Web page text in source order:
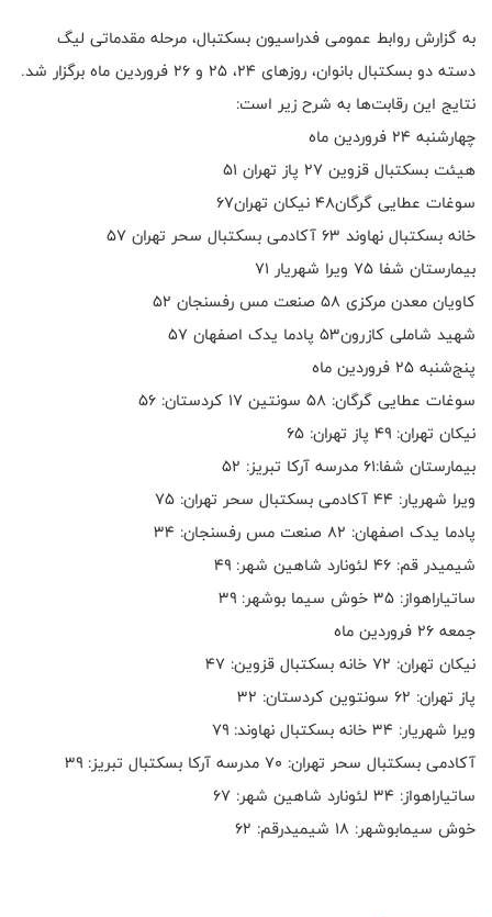
به گزارش روابط عمومی فدراسیون بسکتبال، مرحله مقدماتی لیگ
دسته دو بسکتبال بانوان، روزهای ۲۴، ۲۵ و ۲۶ فروردین ماه برگزار شد.
نتایج این رقابت‌ها به شرح زیر است:
چهارشنبه ۲۴ فروردین ماه
هیئت بسکتبال قزوین ۲۷ پاز تهران ۵۱
سوغات عطایی گرگان۴۸ نیکان تهران۶۷
خانه بسکتبال نهاوند ۶۳ آکادمی بسکتبال سحر تهران ۵۷
بیمارستان شفا ۷۵ ویرا شهریار ۷۱
کاویان معدن مرکزی ۵۸ صنعت مس رفسنجان ۵۲
شهید شاملی کازرون۵۳ پادما یدک اصفهان ۵۷
پنج‌شنبه ۲۵ فروردین ماه
سوغات عطایی گرگان: ۵۸ سونتین ۱۷ کردستان: ۵۶
نیکان تهران: ۴۹ پاز تهران: ۶۵
بیمارستان شفا:۶۱ مدرسه آرکا تبریز: ۵۲
ویرا شهریار: ۴۴ آکادمی بسکتبال سحر تهران: ۷۵
پادما یدک اصفهان: ۸۲ صنعت مس رفسنجان: ۳۴
شیمیدر قم: ۴۶ لئونارد شاهین شهر: ۴۹
ساتیاراهواز: ۳۵ خوش سیما بوشهر: ۳۹
جمعه ۲۶ فروردین ماه
نیکان تهران: ۷۲ خانه بسکتبال قزوین: ۴۷
پاز تهران: ۶۲ سونتوین کردستان: ۳۲
ویرا شهریار: ۳۴ خانه بسکتبال نهاوند: ۷۹
آکادمی بسکتبال سحر تهران: ۷۰ مدرسه آرکا بسکتبال تبریز: ۳۹
ساتیاراهواز: ۳۴ لئونارد شاهین شهر: ۶۷
خوش سیمابوشهر: ۱۸ شیمیدرقم: ۶۲